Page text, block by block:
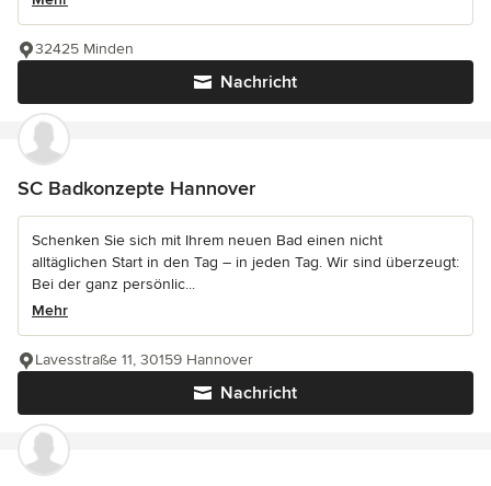
Nachricht
32425 Minden
SC Badkonzepte Hannover
Schenken Sie sich mit Ihrem neuen Bad einen nicht
alltäglichen Start in den Tag – in jeden Tag. Wir sind überzeugt:
Bei der ganz persönlic...
Mehr
Nachricht
Lavesstraße 11, 30159 Hannover